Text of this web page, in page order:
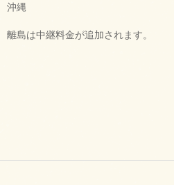
沖縄
離島は中継料金が追加されます。